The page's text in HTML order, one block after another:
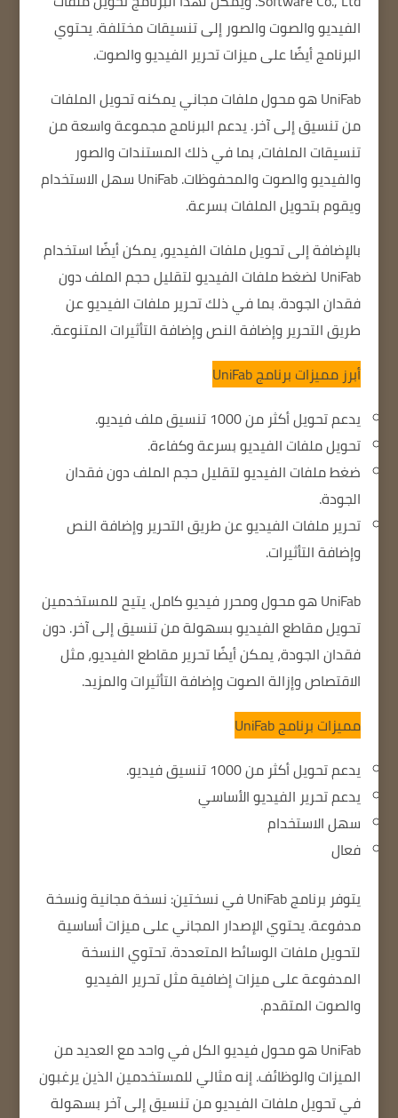
الفيديو والصوت والصور إلى تنسيقات مختلفة.يحتوي
البرنامج أيضًا على ميزات تحرير الفيديو والصوت.
UniFab هو محول ملفات مجاني يمكنه تحويل الملفات
من تنسيق إلى آخر.يدعم البرنامج مجموعة واسعة من
تنسيقات الملفات، بما في ذلك المستندات والصور
والفيديو والصوت والمحفوظات.
UniFab سهل الاستخدام
ويقوم بتحويل الملفات بسرعة.
بالإضافة إلى تحويل ملفات الفيديو، يمكن أيضًا استخدام
UniFab لضغط ملفات الفيديو لتقليل حجم الملف دون
فقدان الجودة. بما في ذلك تحرير ملفات الفيديو عن
طريق التحرير وإضافة النص وإضافة التأثيرات المتنوعة.
أبرز مميزات برنامج UniFab
يدعم تحويل أكثر من 1000 تنسيق ملف فيديو.
تحويل ملفات الفيديو بسرعة وكفاءة.
ضغط ملفات الفيديو لتقليل حجم الملف دون فقدان
الجودة.
تحرير ملفات الفيديو عن طريق التحرير وإضافة النص
وإضافة التأثيرات.
UniFab هو محول ومحرر فيديو كامل.
يتيح للمستخدمين
تحويل مقاطع الفيديو بسهولة من تنسيق إلى آخر. دون
فقدان الجودة، يمكن أيضًا تحرير مقاطع الفيديو، مثل
الاقتصاص وإزالة الصوت وإضافة التأثيرات والمزيد.
مميزات برنامجUniFab
يدعم تحويل أكثر من 1000 تنسيق فيديو.
يدعم تحرير الفيديو الأساسي
سهل الاستخدام
فعال
يتوفر برنامج UniFab في نسختين: نسخة مجانية ونسخة
مدفوعة.يحتوي الإصدار المجاني على ميزات أساسية
لتحويل ملفات الوسائط المتعددة.تحتوي النسخة
المدفوعة على ميزات إضافية مثل تحرير الفيديو
والصوت المتقدم.
UniFab هو محول فيديو الكل في واحد مع العديد من
الميزات والوظائف.إنه مثالي للمستخدمين الذين يرغبون
في تحويل ملفات الفيديو من تنسيق إلى آخر بسهولة